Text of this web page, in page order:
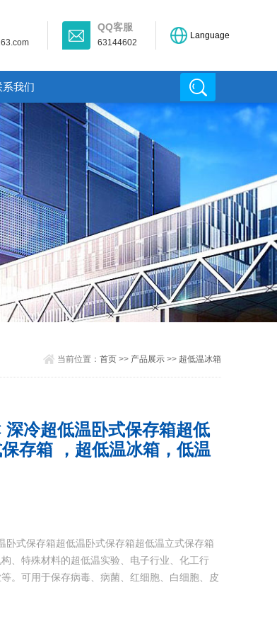
QQ客服
63144602
Language
系我们
当前位置： 首页>> 产品展示>> 超低温冰箱
深冷超低温卧式保存箱超低
存箱 ，超低温冰箱，低温
卧式保存箱超低温卧式保存箱超低温立式保存箱
、特殊材料的超低温实验、电子行业、化工行
。可用于保存病毒、病菌、红细胞、白细胞、皮